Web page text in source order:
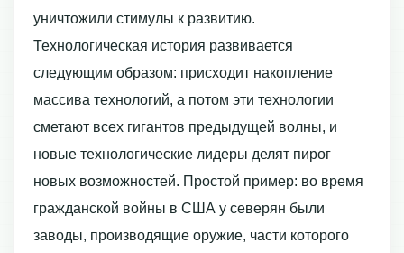
уничтожили стимулы к развитию.
Технологическая история развивается
следующим образом: присходит накопление
массива технологий, а потом эти технологии
сметают всех гигантов предыдущей волны, и
новые технологические лидеры делят пирог
новых возможностей. Простой пример: во время
гражданской войны в США у северян были
заводы, производящие оружие, части которого